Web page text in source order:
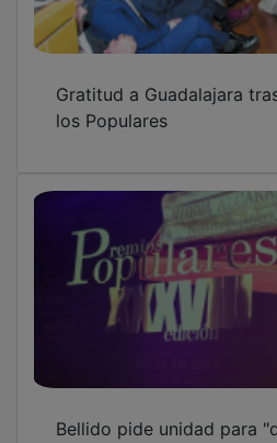
Gratitud a Guadalajara
los Populares
Bellido pide unidad para